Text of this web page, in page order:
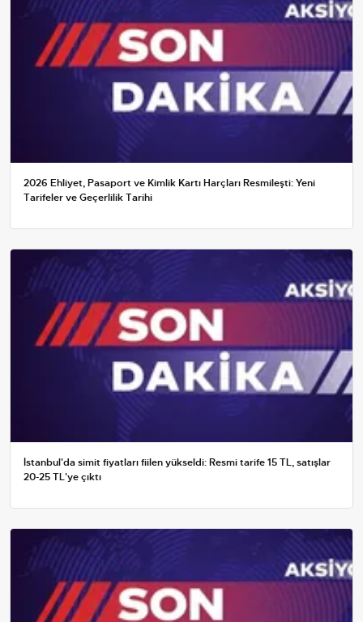
2026 Ehliyet, Pasaport ve Kimlik Kartı Harçları Resmileşti: Yeni
Tarifeler ve Geçerlilik Tarihi
İstanbul'da simit fiyatları fiilen yükseldi: Resmi tarife 15 TL, satışlar
20-25 TL'ye çıktı